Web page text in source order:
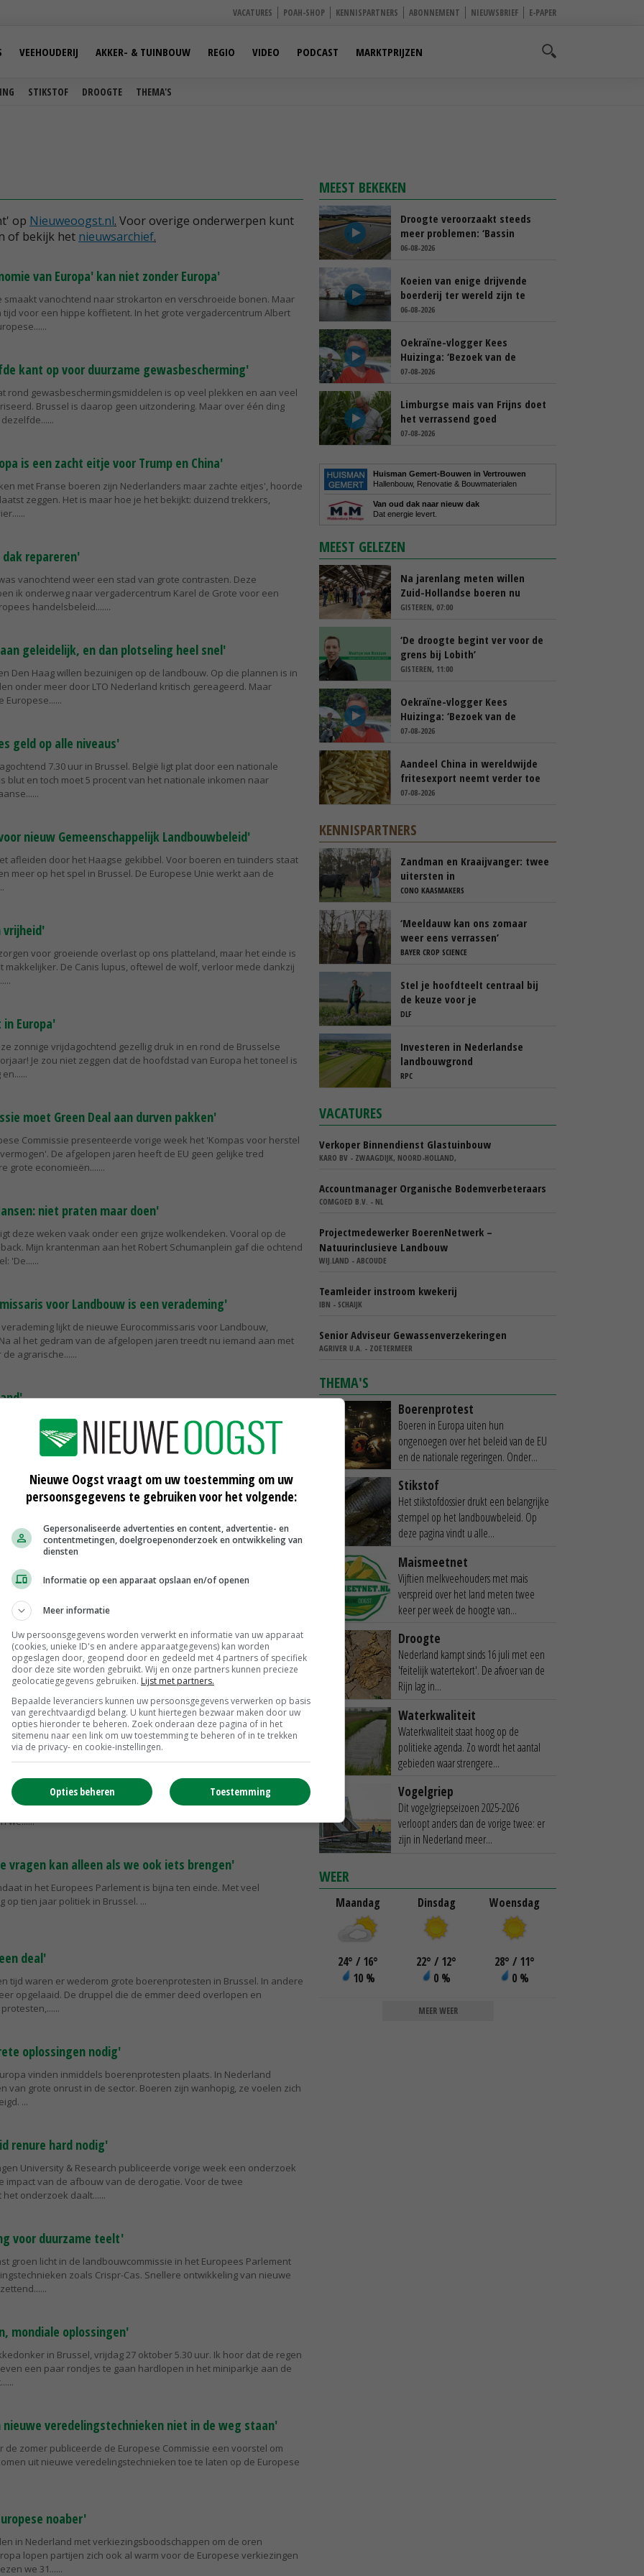
VACATURES POAH-SHOP KENNISPARTNERS ABONNEMENT NIEUWSBRIEF E-PAPER
STIKSTOF DROOGTE THEMA'S
VEEHOUDERIJ AKKER- & TUINBOUW REGIO VIDEO PODCAST MARKTPRIJZEN
op Nieuweoogst.nl. Voor overige onderwerpen kunt
of bekijk het nieuwsarchief.
van Europa' kan niet zonder Europa'
smaakt vanochtend naar strokarton en verschroeide bonen. Maar
tijd voor een hippe koffietent. In het grote vergadercentrum Albert
kant op voor duurzame gewasbescherming'
rond gewasbeschermingsmiddelen is op veel plekken en aan veel
Brussel is daarop geen uitzondering. Maar over één ding
is een zacht eitje voor Trump en China'
met Franse boeren zijn Nederlanders maar zachte eitjes', hoorde
zeggen. Het is maar hoe je het bekijkt: duizend trekkers,
repareren'
vanochtend weer een stad van grote contrasten. Deze
ik onderweg naar vergadercentrum Karel de Grote voor een
handelsbeleid....
geleidelijk, en dan plotseling heel snel'
Den Haag willen bezuinigen op de landbouw. Op die plannen is in
onder meer door LTO Nederland kritisch gereageerd. Maar
Europese...
geld op alle niveaus'
7.30 uur in Brussel. België ligt plat door een nationale
blut en toch moet 5 procent van het nationale inkomen naar
nieuw Gemeenschappelijk Landbouwbeleid'
afleiden door het Haagse gekibbel. Voor boeren en tuinders staat
meer op het spel in Brussel. De Europese Unie werkt aan de
voor groeiende overlast op ons platteland, maar het einde is
makkelijker. De Canis lupus, oftewel de wolf, verloor mede dankzij
Europa'
zonnige vrijdagochtend gezellig druk in en rond de Brusselse
Je zou niet zeggen dat de hoofdstad van Europa het toneel is
moet Green Deal aan durven pakken'
Commissie presenteerde vorige week het 'Kompas voor herstel
De afgelopen jaren heeft de EU geen gelijke tred
grote economieën....
niet praten maar doen'
deze weken vaak onder een grijze wolkendeken. Vooral op de
Mijn krantenman aan het Robert Schumanplein gaf die ochtend
'De...
voor Landbouw is een verademing'
lijkt de nieuwe Eurocommissaris voor Landbouw,
al het gedram van de afgelopen jaren treedt nu iemand aan met
agrarische...
uren. Zo lang mogen de leden van het Europees Parlement de
Europese Commissie het vuur aan de schenen leggen.
film Oppenheimer,...
spagaat van Von der Leyen-II'
maar daden', zingen supporters van een Rotterdamse
is een waarheid als een koe. Het komt aan op daden. Ook bij
Leyen van de...
beleid in Europese Unie'
is achteruitgang. Ondernemers willen stappen zetten voor
economisch als ecologisch vlak. Het instabiele beleid van de
verlammend...
om te behouden wat we hebben'
negentig kwam ik voor jongerenuitwisselingen in Polen en
is hun hoop op betere tijden, na veertig jaar communisme.
lid...
toekomstperspectief bieden?'
staat het water aan de lippen. Als er niet snel een oplossing
mestcrisis, dreigt het einde voor 40 procent van de sector. Wat
we...
vragen kan alleen als we ook iets brengen'
in het Europees Parlement is bijna ten einde. Met veel
op tien jaar politiek in Brussel.
deal'
tijd waren er wederom grote boerenprotesten in Brussel. In andere
opgelaaid. De druppel die de emmer deed overlopen en
oplossingen nodig'
vinden inmiddels boerenprotesten plaats. In Nederland
van grote onrust in de sector. Boeren zijn wanhopig, ze voelen zich
renure hard nodig'
University & Research publiceerde vorige week een onderzoek
impact van de afbouw van de derogatie. Voor de twee
onderzoek daalt...
voor duurzame teelt'
groen licht in de landbouwcommissie in het Europees Parlement
zoals Crispr-Cas. Snellere ontwikkeling van nieuwe
mondiale oplossingen'
in Brussel, vrijdag 27 oktober 5.30 uur. Ik hoor dat de regen
een paar rondjes te gaan hardlopen in het miniparkje aan de
veredelingstechnieken niet in de weg staan'
de zomer publiceerde de Europese Commissie een voorstel om
uit nieuwe veredelingstechnieken toe te laten op de Europese
noaber'
in Nederland met verkiezingsboodschappen om de oren
lopen partijen zich ook al warm voor de Europese verkiezingen
we 31...
MEEST BEKEKEN
Droogte veroorzaakt steeds
meer problemen: ‘Bassin
afgelopen week al leeg’
06-08-2026
Koeien van enige drijvende
boerderij ter wereld zijn te
koop
06-08-2026
Oekraïne-vlogger Kees
Huizinga: ‘Bezoek van de
ambassade mag zelf groente
07-08-2026
Limburgse mais van Frijns doet
het verrassend goed
07-08-2026
Huisman Gemert-Bouwen in Vertrouwen
Hallenbouw, Renovatie & Bouwmaterialen
Van oud dak naar nieuw dak
Dat energie levert.
MEEST GELEZEN
Na jarenlang meten willen
Zuid-Hollandse boeren nu
erkenning
GISTEREN, 07:00
‘De droogte begint ver voor de
grens bij Lobith’
GISTEREN, 11:00
Oekraïne-vlogger Kees
Huizinga: ‘Bezoek van de
ambassade mag zelf groente
07-08-2026
Aandeel China in wereldwijde
fritesexport neemt verder toe
07-08-2026
KENNISPARTNERS
Zandman en Kraaijvanger: twee
uitersten in
beweidingsstrategie
CONO KAASMAKERS
‘Meeldauw kan ons zomaar
weer eens verrassen’
BAYER CROP SCIENCE
Stel je hoofdteelt centraal bij
de keuze voor je
groenbemester
DLF
Investeren in Nederlandse
landbouwgrond
RPC
VACATURES
Verkoper Binnendienst Glastuinbouw
KARO BV - ZWAAGDIJK, NOORD-HOLLAND,
Accountmanager Organische Bodemverbeteraars
COMGOED B.V. - NL
Projectmedewerker BoerenNetwerk –
Natuurinclusieve Landbouw
WIJ.LAND - ABCOUDE
Teamleider instroom kwekerij
IBN - SCHAIJK
Senior Adviseur Gewassenverzekeringen
AGRIVER U.A. - ZOETERMEER
THEMA'S
Boerenprotest
Boeren in Europa uiten hun
ongenoegen over het beleid van de EU
en de nationale regeringen. Onder...
Stikstof
Het stikstofdossier drukt een belangrijke
stempel op het landbouwbeleid. Op
deze pagina vindt u alle...
Maismeetnet
Vijftien melkveehouders met mais
verspreid over het land meten twee
keer per week de hoogte van...
Droogte
Nederland kampt sinds 16 juli met een
'feitelijk watertekort'. De afvoer van de
Rijn lag in...
Waterkwaliteit
Waterkwaliteit staat hoog op de
politieke agenda. Zo wordt het aantal
gebieden waar strengere...
Vogelgriep
Dit vogelgriepseizoen 2025-2026
verloopt anders dan de vorige twee: er
zijn in Nederland meer...
WEER
Maandag
24° / 16°
10 %
Dinsdag
22° / 12°
0 %
Woensdag
28° / 11°
0 %
MEER WEER
Nieuwe Oogst vraagt om uw toestemming om uw
persoonsgegevens te gebruiken voor het volgende:
Gepersonaliseerde advertenties en content, advertentie- en
contentmetingen, doelgroepenonderzoek en ontwikkeling van
diensten
Informatie op een apparaat opslaan en/of openen
Meer informatie
Uw persoonsgegevens worden verwerkt en informatie van uw apparaat
(cookies, unieke ID's en andere apparaatgegevens) kan worden
opgeslagen door, geopend door en gedeeld met 4 partners of specifiek
door deze site worden gebruikt. Wij en onze partners kunnen precieze
geolocatiegegevens gebruiken. Lijst met partners.
Bepaalde leveranciers kunnen uw persoonsgegevens verwerken op basis
van gerechtvaardigd belang. U kunt hiertegen bezwaar maken door uw
opties hieronder te beheren. Zoek onderaan deze pagina of in het
sitemenu naar een link om uw toestemming te beheren of in te trekken
via de privacy- en cookie-instellingen.
Toestemming
Opties beheren